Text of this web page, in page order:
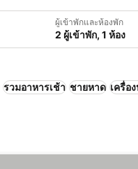
ผู้เข้าพักและห้องพัก
2 ผู้เข้าพัก, 1 ห้อง
รวมอาหารเช้า ชายหาด เครื่อ